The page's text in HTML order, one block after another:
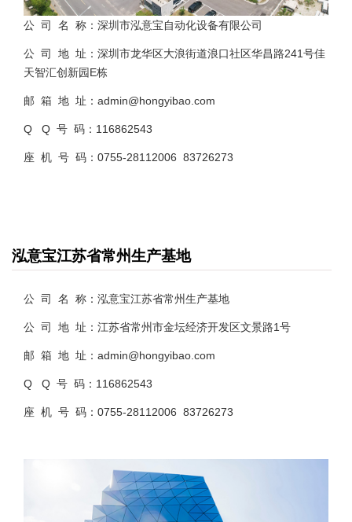
公 司 名 称：深圳市泓意宝自动化设备有限公司
公 司 地 址：深圳市龙华区大浪街道浪口社区华昌路241号佳
天智汇创新园E栋
邮 箱 地 址：admin@hongyibao.com
Q Q 号 码：116862543
座 机 号 码：0755-28112006 83726273
泓意宝江苏省常州生产基地
公 司 名 称：泓意宝江苏省常州生产基地
公 司 地 址：江苏省常州市金坛经济开发区文景路1号
邮 箱 地 址：admin@hongyibao.com
Q Q 号 码：116862543
座 机 号 码：0755-28112006 83726273